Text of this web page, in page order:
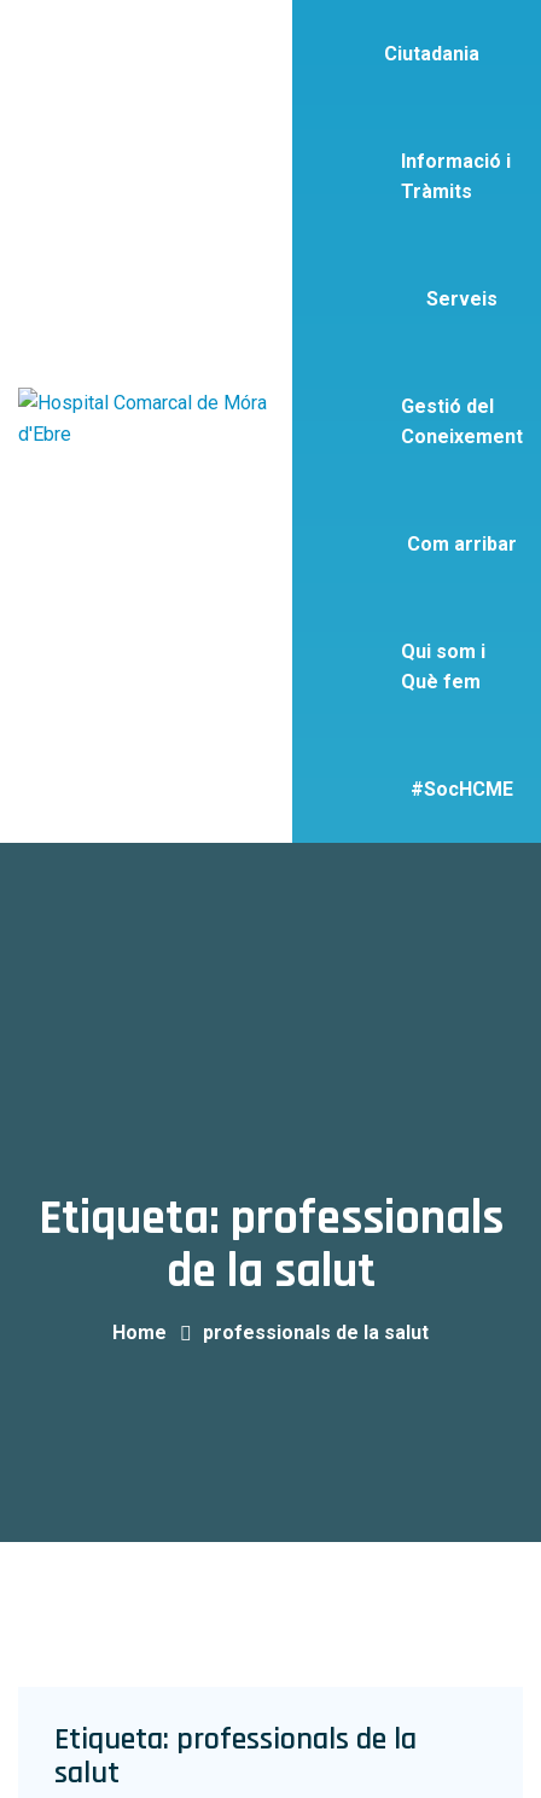
Ciutadania
Informació i
Tràmits
Serveis
Gestió del
Coneixement
Com arribar
Qui som i
Què fem
#SocHCME
Etiqueta: professionals
de la salut
Home professionals de la salut
Etiqueta: professionals de la
salut